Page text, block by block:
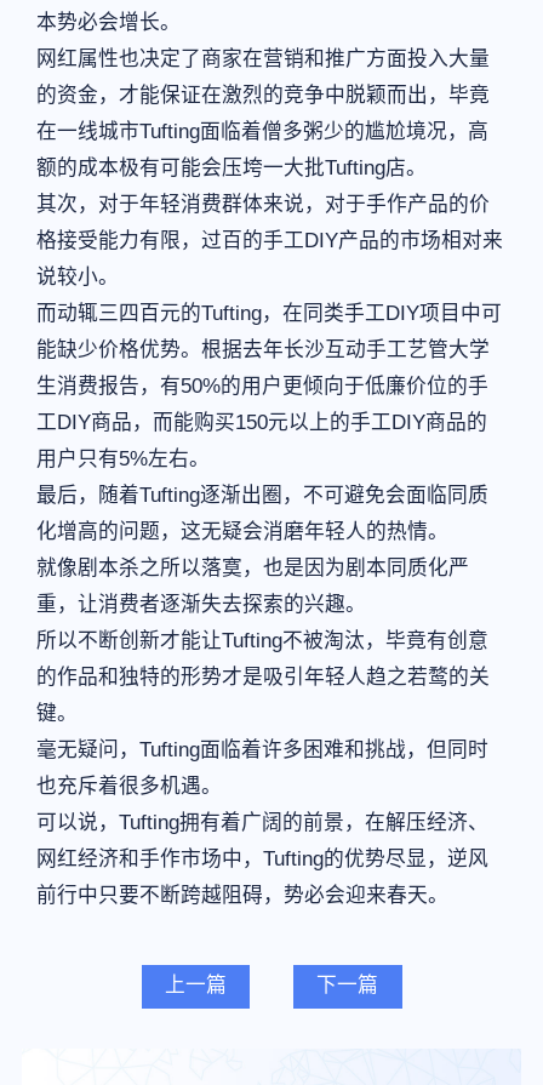
本势必会增长。
网红属性也决定了商家在营销和推广方面投入大量
的资金，才能保证在激烈的竞争中脱颖而出，毕竟
在一线城市Tufting面临着僧多粥少的尴尬境况，高
额的成本极有可能会压垮一大批Tufting店。
其次，对于年轻消费群体来说，对于手作产品的价
格接受能力有限，过百的手工DIY产品的市场相对来
说较小。
而动辄三四百元的Tufting，在同类手工DIY项目中可
能缺少价格优势。根据去年长沙互动手工艺管大学
生消费报告，有50%的用户更倾向于低廉价位的手
工DIY商品，而能购买150元以上的手工DIY商品的
用户只有5%左右。
最后，随着Tufting逐渐出圈，不可避免会面临同质
化增高的问题，这无疑会消磨年轻人的热情。
就像剧本杀之所以落寞，也是因为剧本同质化严
重，让消费者逐渐失去探索的兴趣。
所以不断创新才能让Tufting不被淘汰，毕竟有创意
的作品和独特的形势才是吸引年轻人趋之若鹜的关
键。
毫无疑问，Tufting面临着许多困难和挑战，但同时
也充斥着很多机遇。
可以说，Tufting拥有着广阔的前景，在解压经济、
网红经济和手作市场中，Tufting的优势尽显，逆风
前行中只要不断跨越阻碍，势必会迎来春天。
上一篇 下一篇